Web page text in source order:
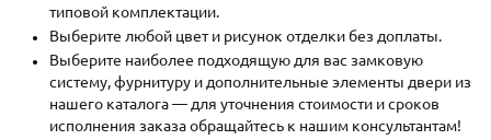
ЗАПРОСИТЬ РАСЧЕТ
Каталог Распродажа Как купить
Записаться на замер
типовой комплектации.
Выберите любой цвет и рисунок отделки без доплаты.
Выберите наиболее подходящую для вас замковую
систему, фурнитуру и дополнительные элементы двери из
нашего каталога — для уточнения стоимости и сроков
исполнения заказа обращайтесь к нашим консультантам!